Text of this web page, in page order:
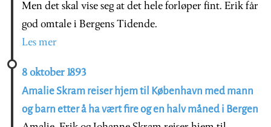
Men det skal vise seg at det hele forløper fint. Erik får
god omtale i Bergens Tidende.
Les mer
8 oktober 1893
Amalie Skram reiser hjem til København med mann
og barn etter å ha vært fire og en halv måned i Bergen